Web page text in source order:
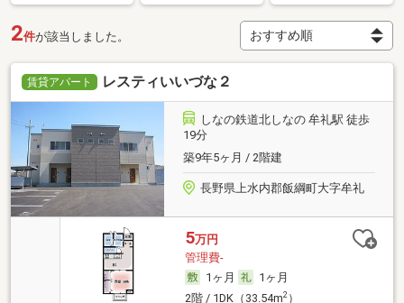
2件が該当しました。
賃貸アパート レスティいいづな２
しなの鉄道北しなの 牟礼駅 徒歩
19分
築9年5ヶ月 / 2階建
長野県上水内郡飯綱町大字牟礼
5万円
管理費-
1ヶ月
1ヶ月
2階 / 1DK（33.54m2）